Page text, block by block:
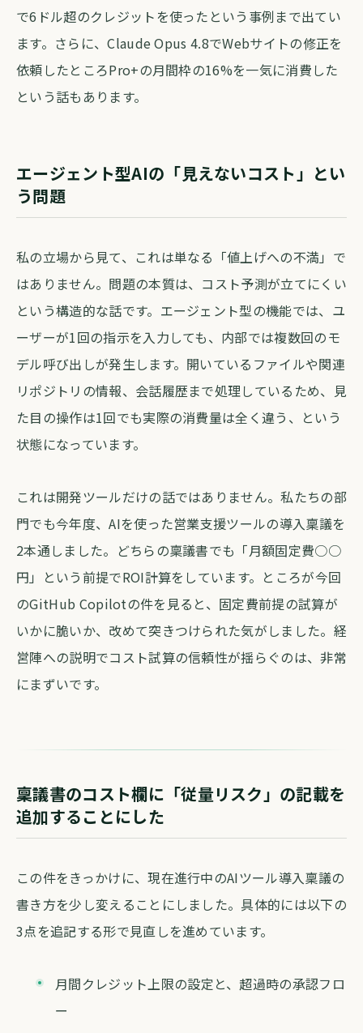
で6ドル超のクレジットを使ったという事例まで出てい
ます。さらに、Claude Opus 4.8でWebサイトの修正を
依頼したところPro+の月間枠の16%を一気に消費した
という話もあります。
エージェント型AIの「見えないコスト」とい
う問題
私の立場から見て、これは単なる「値上げへの不満」で
はありません。問題の本質は、コスト予測が立てにくい
という構造的な話です。エージェント型の機能では、ユ
ーザーが1回の指示を入力しても、内部では複数回のモ
デル呼び出しが発生します。開いているファイルや関連
リポジトリの情報、会話履歴まで処理しているため、見
た目の操作は1回でも実際の消費量は全く違う、という
状態になっています。
これは開発ツールだけの話ではありません。私たちの部
門でも今年度、AIを使った営業支援ツールの導入稟議を
2本通しました。どちらの稟議書でも「月額固定費○○
円」という前提でROI計算をしています。ところが今回
のGitHub Copilotの件を見ると、固定費前提の試算が
いかに脆いか、改めて突きつけられた気がしました。経
営陣への説明でコスト試算の信頼性が揺らぐのは、非常
にまずいです。
稟議書のコスト欄に「従量リスク」の記載を
追加することにした
この件をきっかけに、現在進行中のAIツール導入稟議の
書き方を少し変えることにしました。具体的には以下の
3点を追記する形で見直しを進めています。
月間クレジット上限の設定と、超過時の承認フロ
ー